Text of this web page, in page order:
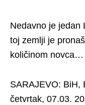
Nedavno je jedan
toj zemlji je
količinom novca…
SARAJEVO: BiH,
četvrtak, 07.03.